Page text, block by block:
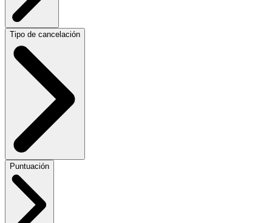
Tipo de cancelación
Puntuación